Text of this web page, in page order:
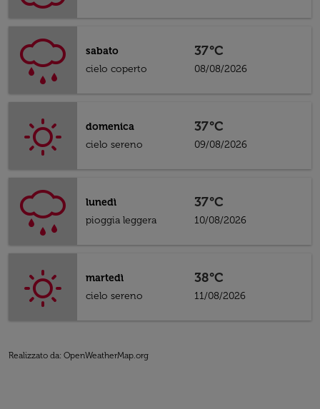
sabato
cielo coperto
37°C
08/08/2026
domenica
cielo sereno
37°C
09/08/2026
lunedì
pioggia leggera
37°C
10/08/2026
martedì
cielo sereno
38°C
11/08/2026
Realizzato da: OpenWeatherMap.org